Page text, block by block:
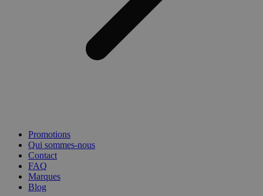
Promotions
Qui sommes-nous
Contact
FAQ
Marques
Blog